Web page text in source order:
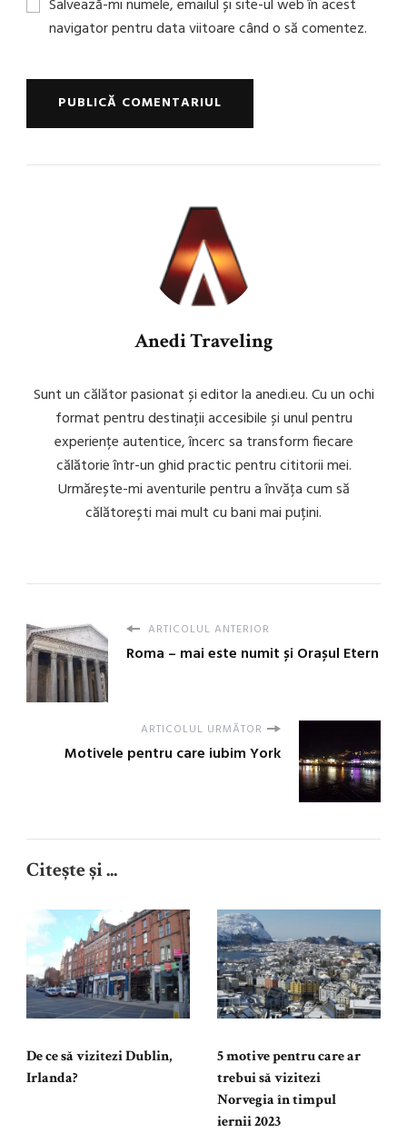
Salvează-mi numele, emailul și site-ul web în acest
navigator pentru data viitoare când o să comentez.
Anedi Traveling
Sunt un călător pasionat și editor la anedi.eu. Cu un ochi
format pentru destinații accesibile și unul pentru
experiențe autentice, încerc sa transform fiecare
călătorie într-un ghid practic pentru cititorii mei.
Urmărește-mi aventurile pentru a învăța cum să
călătorești mai mult cu bani mai puțini.
ARTICOLUL ANTERIOR
Roma – mai este numit și Orașul Etern
ARTICOLUL URMĂTOR
Motivele pentru care iubim York
Citește și ...
De ce să vizitezi Dublin,
Irlanda?
5 motive pentru care ar
trebui să vizitezi
Norvegia în timpul
iernii 2023